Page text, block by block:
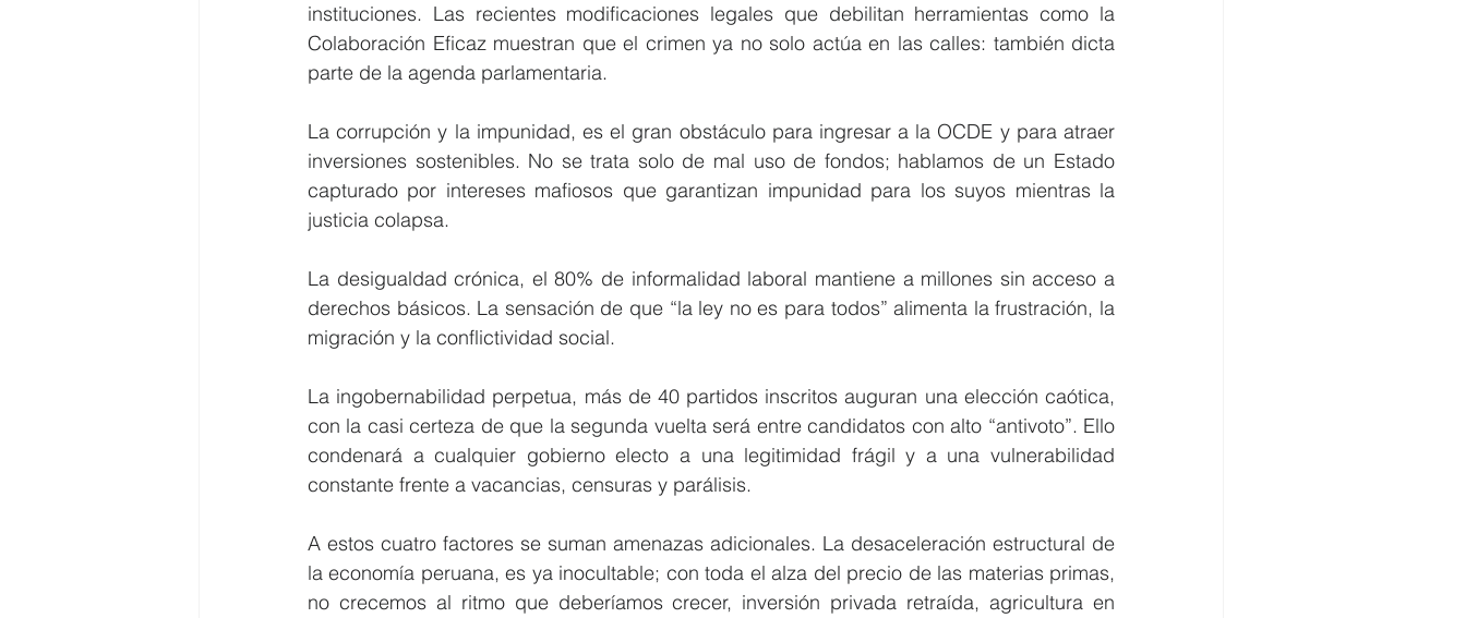
instituciones. Las recientes modificaciones legales que debilitan herramientas como la
Colaboración Eficaz muestran que el crimen ya no solo actúa en las calles: también dicta
parte de la agenda parlamentaria.
La corrupción y la impunidad, es el gran obstáculo para ingresar a la OCDE y para atraer
inversiones sostenibles. No se trata solo de mal uso de fondos; hablamos de un Estado
capturado por intereses mafiosos que garantizan impunidad para los suyos mientras la
justicia colapsa.
La desigualdad crónica, el 80% de informalidad laboral mantiene a millones sin acceso a
derechos básicos. La sensación de que “la ley no es para todos” alimenta la frustración, la
migración y la conflictividad social.
La ingobernabilidad perpetua, más de 40 partidos inscritos auguran una elección caótica,
con la casi certeza de que la segunda vuelta será entre candidatos con alto “antivoto”. Ello
condenará a cualquier gobierno electo a una legitimidad frágil y a una vulnerabilidad
constante frente a vacancias, censuras y parálisis.
A estos cuatro factores se suman amenazas adicionales. La desaceleración estructural de
la economía peruana, es ya inocultable; con toda el alza del precio de las materias primas,
no crecemos al ritmo que deberíamos crecer, inversión privada retraída, agricultura en